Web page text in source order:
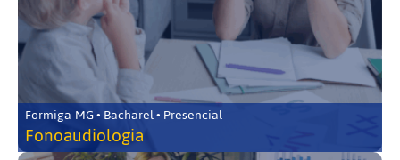
Formiga-MG • Bacharel • Presencial
Fonoaudiologia